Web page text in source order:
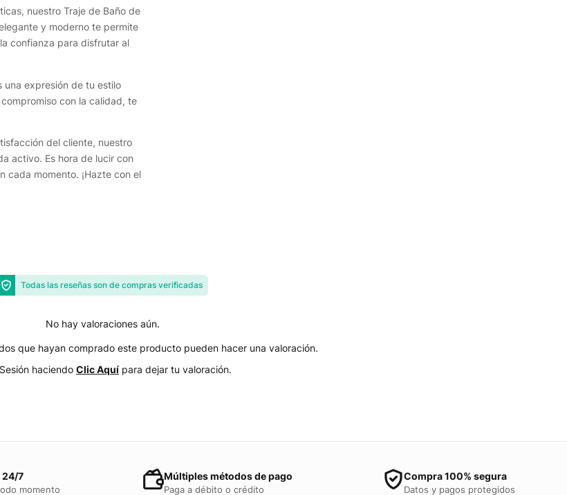
nuestro Traje de Baño de
y moderno te permite
confianza para disfrutar al
una expresión de tu estilo
con la calidad, te
del cliente, nuestro
activo. Es hora de lucir con
cada momento. ¡Hazte con el
Todas las reseñas son de compras verificadas
No hay valoraciones aún.
que hayan comprado este producto pueden hacer una valoración.
haciendo Clic Aquí para dejar tu valoración.
24/7
momento
Múltiples métodos de pago
Paga a débito o crédito
Compra 100% segura
Datos y pagos protegidos